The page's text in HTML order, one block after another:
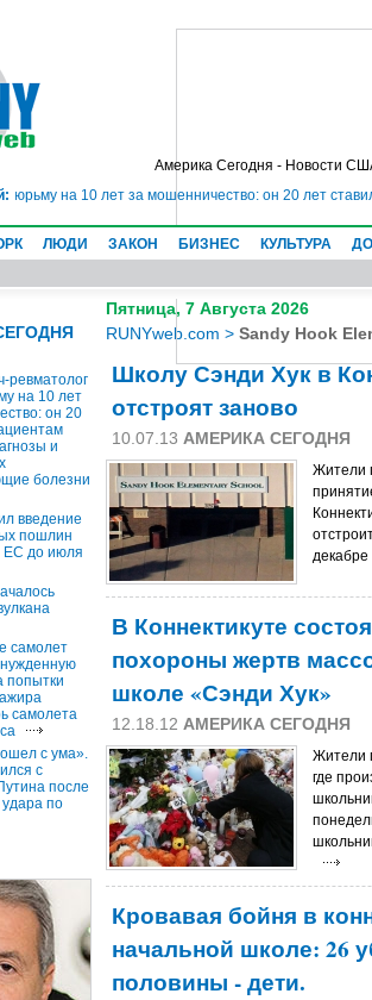
Америка Сегодня - Новости
на 10 лет за мошенничество: он 20 лет
ЛЮДИ ЗАКОН БИЗНЕС КУЛЬТУРА
ревматолог
на 10 лет
он 20
и
болезни
введение
пошлин
ЕС до июля
самолет
попытки
самолета
с ума».
с
после
по
Пятница, 7 Августа 2026
RUNYweb.com > Sandy Hook
Школу Сэнди Хук в
отстроят заново
10.07.13 АМЕРИКА СЕГОДНЯ
Жители
декабре
В Коннектикуте
похороны жертв
школе «Сэнди Хук»
12.18.12 АМЕРИКА СЕГОДНЯ
Жители
где
Кровавая бойня в
начальной школе: 26
половины - дети.